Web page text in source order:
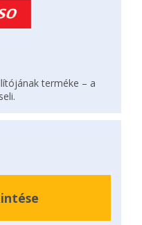
terméke – a